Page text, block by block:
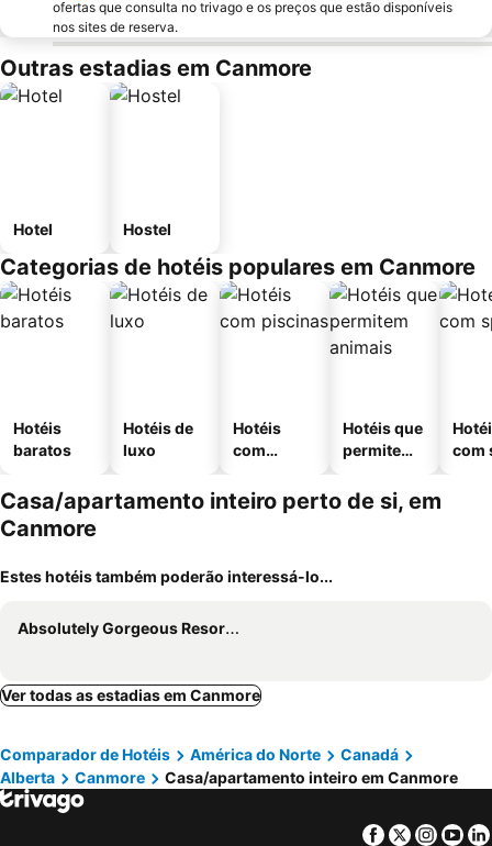
ofertas que consulta no trivago e os preços que estão disponíveis
nos sites de reserva.
Outras estadias em Canmore
Hotel Hostel
Categorias de hotéis populares em Canmore
Hotéis
baratos
Hotéis de
luxo
Hotéis
com
Hotéis que
permitem
com
Casa/apartamento inteiro perto de si, em
Canmore
Estes hotéis também poderão interessá-lo...
Absolutely Gorgeous Resort & Condos
Ver todas as estadias em Canmore
Comparador de Hotéis América do Norte
Canadá
Alberta
Canmore Casa/apartamento inteiro em Canmore
Facebook
Twitter